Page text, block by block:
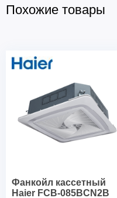
Похожие товары
Фанкойл кассетный
Haier FCB-085BCN2B